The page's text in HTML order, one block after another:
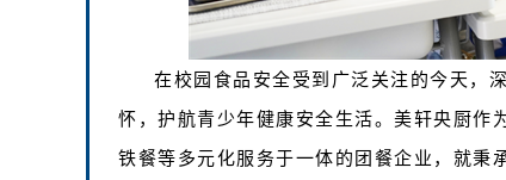
在校园食品安全受到广泛关注的今天，
怀，护航青少年健康安全生活。美轩央厨作
铁餐等多元化服务于一体的团餐企业，就秉